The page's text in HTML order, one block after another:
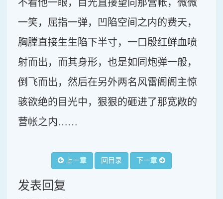
不看他一眼，目光直接望向那营帐，微微
一笑，屈指一弹，凹陷空间之内的费天，
胸膛直接生生陷下半寸，一口殷红鲜血喷
射而出，而其身形，也是如同炮弹一般，
倒飞而出，然后在另外两名风雷阁阁主惊
骇欲绝的目光中，狠狠的砸进了那宽敞的
营帐之内……
上一章 回目录 下一章
发表回复